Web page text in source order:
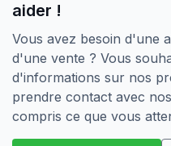
aider !
Vous avez besoin d'une
d'une vente ? Vous
d'informations sur nos
prendre contact avec
compris ce que vous